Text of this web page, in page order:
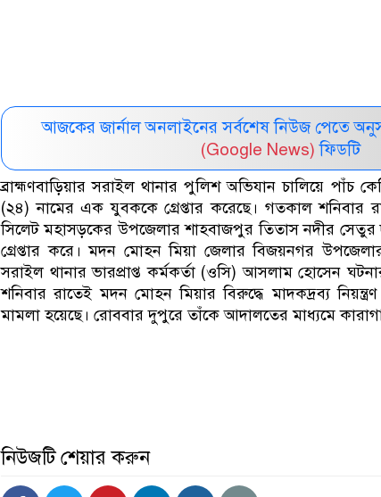
আজকের জার্নাল অনলাইনের সর্বশেষ নিউজ পেতে
(Google News) ফিডটি
ব্রাহ্মণবাড়িয়ার সরাইল থানার পুলিশ অভিযান চালিয়ে পাঁচ
(২৪) নামের এক যুবককে গ্রেপ্তার করেছে। গতকাল শনিবার
সিলেট মহাসড়কের উপজেলার শাহবাজপুর তিতাস নদীর সেতুর
গ্রেপ্তার করে। মদন মোহন মিয়া জেলার বিজয়নগর উপজেলার
সরাইল থানার ভারপ্রাপ্ত কর্মকর্তা (ওসি) আসলাম হোসেন
শনিবার রাতেই মদন মোহন মিয়ার বিরুদ্ধে মাদকদ্রব্য
মামলা হয়েছে। রোববার দুপুরে তাঁকে আদালতের মাধ্যমে
নিউজটি শেয়ার করুন